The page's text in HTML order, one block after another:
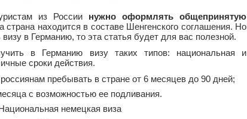
из России нужно оформлять общепринятую
страна находится в составе Шенгенского соглашения. Но
в Германию, то эта статья будет для вас полезной.
в Германию визу таких типов: национальная и
сроки действия.
пребывать в стране от 6 месяцев до 90 дней;
с возможностью ее подливания.